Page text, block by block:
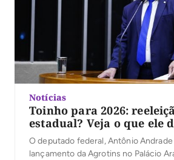
Notícias
Toinho para 2026:
estadual? Veja o que ele
O deputado federal, Antônio
lançamento da Agrotins no Palácio